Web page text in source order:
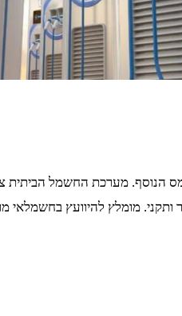
מערכת החשמל הביתית
מומלץ להיוועץ בחשמלאי